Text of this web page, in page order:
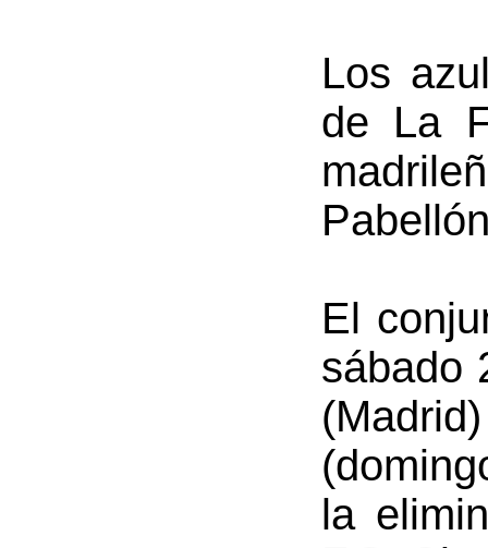
Los
de La
El
sábado
la